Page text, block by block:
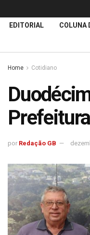
EDITORIAL COLUNA
Home Cotidiano
por Redação GB